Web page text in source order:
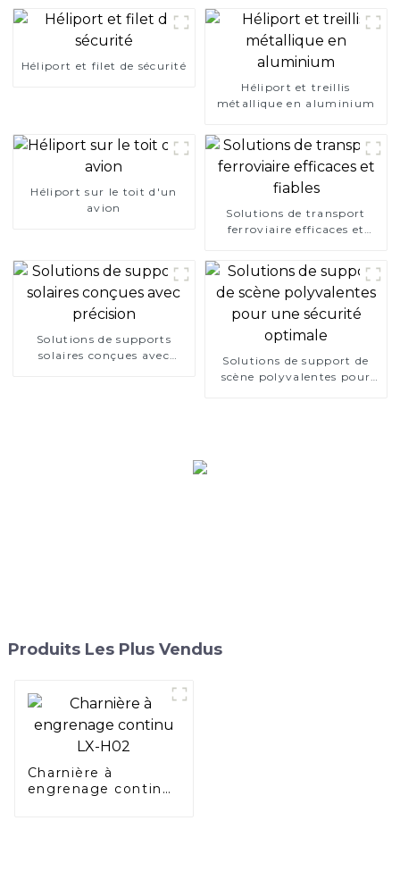
Héliport et filet de sécurité
Héliport et treillis
métallique en aluminium
Héliport sur le toit d'un
avion
Solutions de transport
ferroviaire efficaces et
Solutions de supports
solaires conçues avec
Solutions de support de
scène polyvalentes pour
Produits Les Plus Vendus
Charnière à
engrenage continu